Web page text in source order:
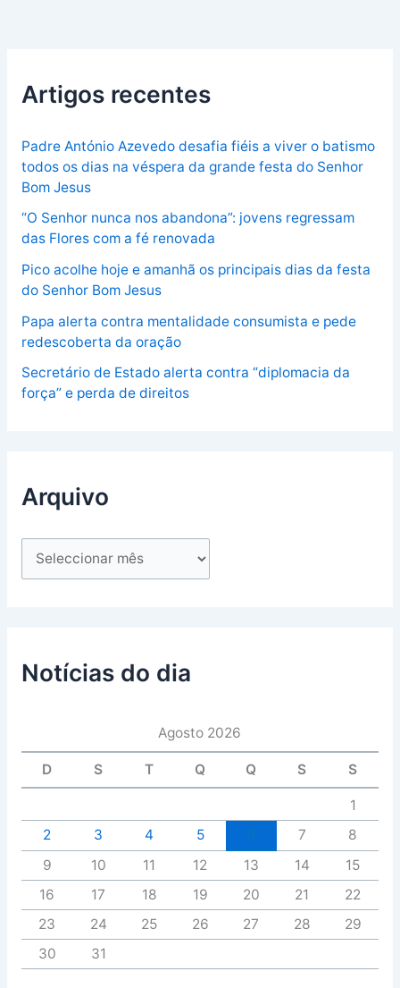
Artigos recentes
Padre António Azevedo desafia fiéis a viver o batismo
todos os dias na véspera da grande festa do Senhor
Bom Jesus
“O Senhor nunca nos abandona”: jovens regressam
das Flores com a fé renovada
Pico acolhe hoje e amanhã os principais dias da festa
do Senhor Bom Jesus
Papa alerta contra mentalidade consumista e pede
redescoberta da oração
Secretário de Estado alerta contra “diplomacia da
força” e perda de direitos
Arquivo
Notícias do dia
Agosto 2026
D S T Q Q S S
1
2
3 4 5 7
8
9
10 11 12 13 14
15
16
17 18 19 20 21
22
23
24 25 26 27 28
29
30
31